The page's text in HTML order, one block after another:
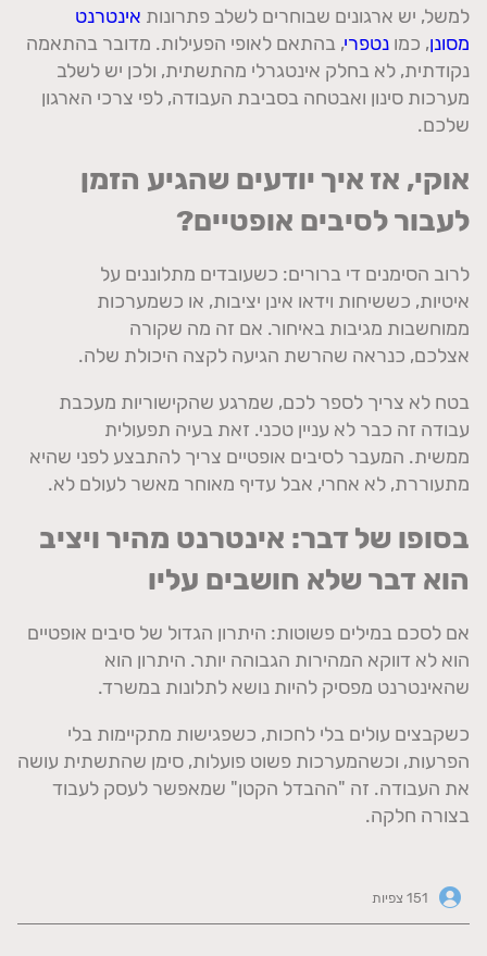
למשל, יש ארגונים שבוחרים לשלב פתרונות אינטרנט
מסונן, כמו נטפרי, בהתאם לאופי הפעילות. מדובר בהתאמה
נקודתית, לא בחלק אינטגרלי מהתשתית, ולכן יש לשלב
מערכות סינון ואבטחה בסביבת העבודה, לפי צרכי הארגון
שלכם.
אוקי, אז איך יודעים שהגיע הזמן
לעבור לסיבים אופטיים?
לרוב הסימנים די ברורים: כשעובדים מתלוננים על
איטיות, כששיחות וידאו אינן יציבות, או כשמערכות
ממוחשבות מגיבות באיחור. אם זה מה שקורה
אצלכם, כנראה שהרשת הגיעה לקצה היכולת שלה.
בטח לא צריך לספר לכם, שמרגע שהקישוריות מעכבת
עבודה זה כבר לא עניין טכני. זאת בעיה תפעולית
ממשית. המעבר לסיבים אופטיים צריך להתבצע לפני שהיא
מתעוררת, לא אחרי, אבל עדיף מאוחר מאשר לעולם לא.
בסופו של דבר: אינטרנט מהיר ויציב
הוא דבר שלא חושבים עליו
אם לסכם במילים פשוטות: היתרון הגדול של סיבים אופטיים
הוא לא דווקא המהירות הגבוהה יותר. היתרון הוא
שהאינטרנט מפסיק להיות נושא לתלונות במשרד.
כשקבצים עולים בלי לחכות, כשפגישות מתקיימות בלי
הפרעות, וכשהמערכות פשוט פועלות, סימן שהתשתית עושה
את העבודה. זה "ההבדל הקטן" שמאפשר לעסק לעבוד
בצורה חלקה.